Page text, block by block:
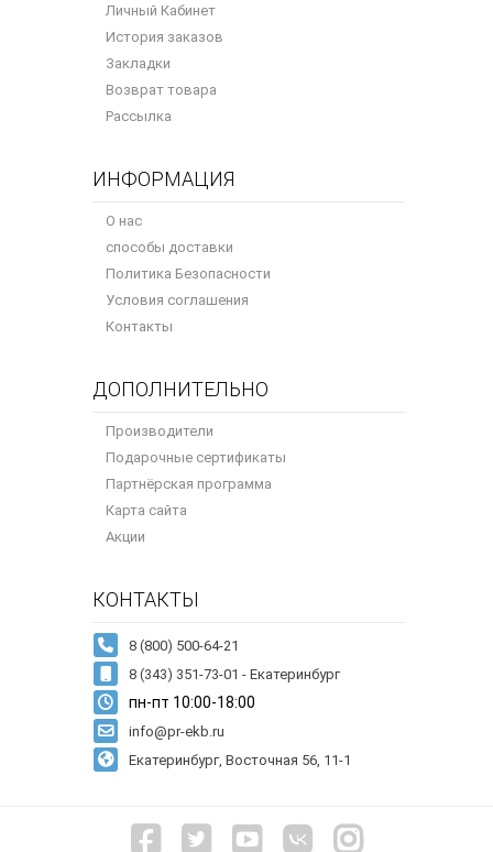
Личный Кабинет
История заказов
Закладки
Возврат товара
Рассылка
ИНФОРМАЦИЯ
О нас
способы доставки
Политика Безопасности
Условия соглашения
Контакты
ДОПОЛНИТЕЛЬНО
Производители
Подарочные сертификаты
Партнёрская программа
Карта сайта
Акции
КОНТАКТЫ
8 (343) 351-73-01 - Екатеринбург
пн-пт 10:00-18:00
info@pr-ekb.ru
Екатеринбург, Восточная 56, 11-1